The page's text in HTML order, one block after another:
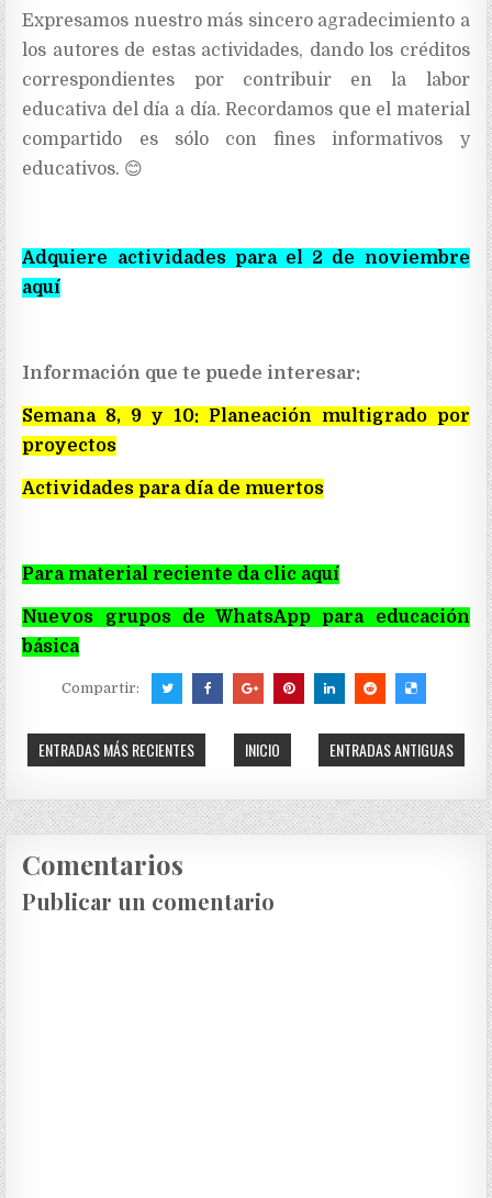
Expresamos nuestro más sincero agradecimiento a
los autores de estas actividades, dando los créditos
correspondientes por contribuir en la labor
educativa del día a día. Recordamos que el material
compartido es sólo con fines informativos y
educativos. 😊
Adquiere actividades para el 2 de noviembre
aquí
Información que te puede interesar:
Semana 8, 9 y 10: Planeación multigrado por
proyectos
Actividades para día de muertos
Para material reciente da clic aquí
Nuevos grupos de WhatsApp para educación
básica
Compartir:
ENTRADAS MÁS RECIENTES ENTRADAS ANTIGUAS
INICIO
Comentarios
Publicar un comentario